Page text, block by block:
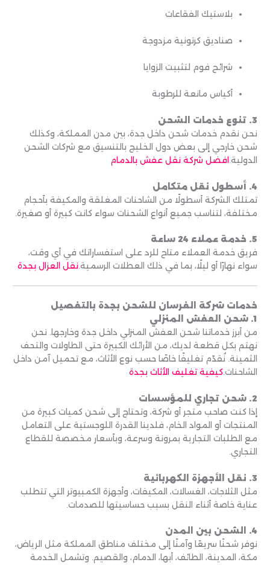
بلاستيك الفقاعات
صناديق كرتونية مزدوجة
شرائح فوم لتثبيت الزوايا
أكياس مانعة للرطوبة
3. تنوع خدمات الشحن
نحن نقدم خدمات شحن داخل جدة، بين مدن المملكة، وكذلك
شحن خارجي إلى بعض دول الخليج بالتنسيق مع شركات الشحن
الدولية. افضل شركة نقل عفش بالدمام
4. أسطول نقل متكامل
تمتلك الشركة أسطولًا من الشاحنات المغلقة والمكيفة بأحجام
مختلفة، لتناسب جميع أنواع الشحنات سواء كانت كبيرة أو صغيرة.
5. خدمة عملاء 24 ساعة
فريق خدمة العملاء متاح للرد على استفساراتك في أي وقت،
سواء نهارًا أو ليلًا، بما في ذلك العطلات الرسمية.نقل العزال بجدة
خدمات شركة الفرسان للشحن بجدة بالتفصيل
1. شحن العفش المنزلي
من أبرز خدماتنا شحن العفش المنزلي داخل جدة وخارجها. نحن
نهتم بكل قطعة لديك، من الأرائك الكبيرة حتى الطاولات والتحف
الثمينة. نُقدّم تغليفًا خاصًا حسب نوع الأثاث، مع تحميل آمن داخل
الشاحنات.كيفية تغليف الأثاث بجدة
2. شحن تجاري للمؤسسات
إذا كنت صاحب متجر أو شركة، وتحتاج إلى شحن كميات كبيرة من
المنتجات أو المواد الخام، فلدينا القدرة اللوجستية على التعامل
مع الطلبات التجارية بمرونة وسرعة، وبأسعار مخصصة للقطاع
التجاري.
3. نقل الأجهزة الكهربائية
مثل الثلاجات، الغسالات، المكيفات، وأجهزة الكمبيوتر التي تتطلب
عناية خاصة أثناء النقل بسبب حساسيتها للصدمات.
4. الشحن بين المدن
نوفر شحنًا سريعًا وآمنًا إلى مختلف مناطق المملكة مثل الرياض،
مكة، المدينة، الطائف، أبها، الدمام، والقصيم. وتشمل الخدمة